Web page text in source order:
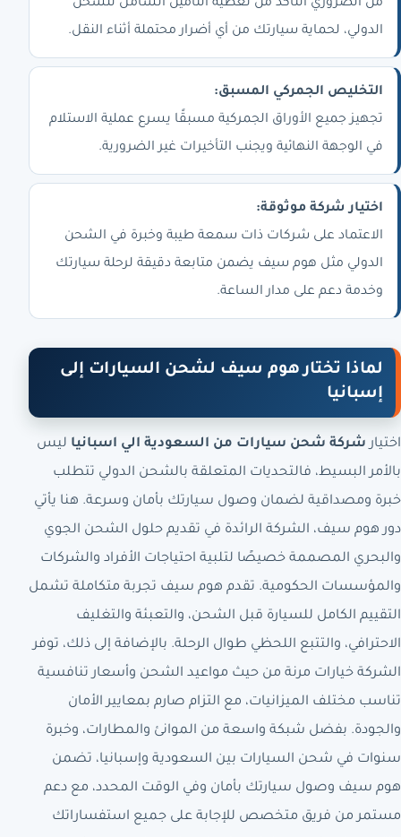
من الضروري التأكد من تغطية التأمين الشامل للشحن
الدولي، لحماية سيارتك من أي أضرار محتملة أثناء النقل.
التخليص الجمركي المسبق:
تجهيز جميع الأوراق الجمركية مسبقًا يسرع عملية الاستلام
في الوجهة النهائية ويجنب التأخيرات غير الضرورية.
اختيار شركة موثوقة:
الاعتماد على شركات ذات سمعة طيبة وخبرة في الشحن
الدولي مثل هوم سيف يضمن متابعة دقيقة لرحلة سيارتك
وخدمة دعم على مدار الساعة.
لماذا تختار هوم سيف لشحن السيارات إلى
إسبانيا
اختيار شركة شحن سيارات من السعودية الي اسبانيا ليس
بالأمر البسيط، فالتحديات المتعلقة بالشحن الدولي تتطلب
خبرة ومصداقية لضمان وصول سيارتك بأمان وسرعة. هنا يأتي
دور هوم سيف، الشركة الرائدة في تقديم حلول الشحن الجوي
والبحري المصممة خصيصًا لتلبية احتياجات الأفراد والشركات
والمؤسسات الحكومية. تقدم هوم سيف تجربة متكاملة تشمل
التقييم الكامل للسيارة قبل الشحن، والتعبئة والتغليف
الاحترافي، والتتبع اللحظي طوال الرحلة. بالإضافة إلى ذلك، توفر
الشركة خيارات مرنة من حيث مواعيد الشحن وأسعار تنافسية
تناسب مختلف الميزانيات، مع التزام صارم بمعايير الأمان
والجودة. بفضل شبكة واسعة من الموانئ والمطارات، وخبرة
سنوات في شحن السيارات بين السعودية وإسبانيا، تضمن
هوم سيف وصول سيارتك بأمان وفي الوقت المحدد، مع دعم
مستمر من فريق متخصص للإجابة على جميع استفساراتك